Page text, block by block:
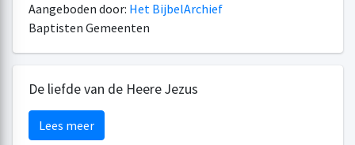
Aangeboden door: Het BijbelArchief
Baptisten Gemeenten
De liefde van de Heere Jezus
Lees meer